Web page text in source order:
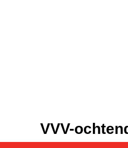
VVV-